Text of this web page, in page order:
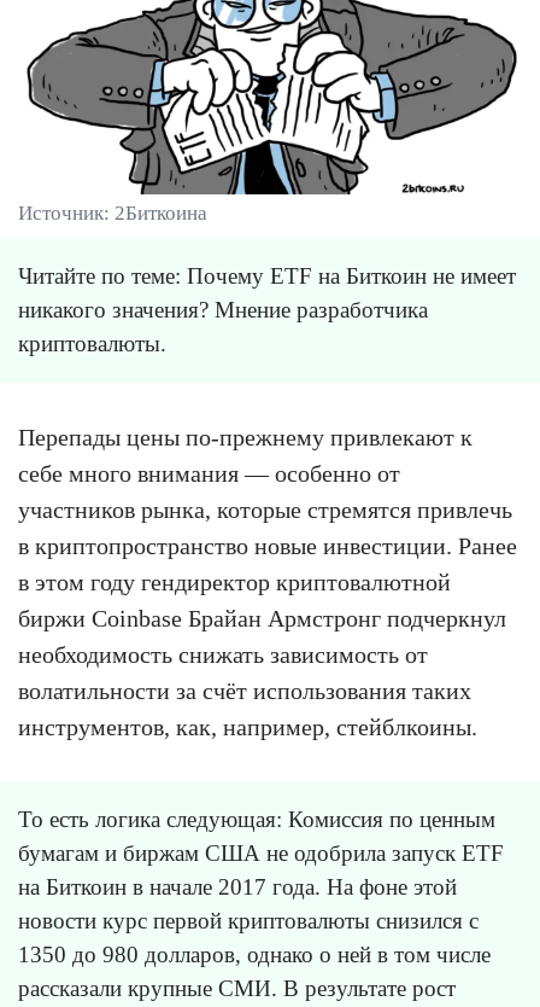
Источник: 2Биткоина
Читайте по теме: Почему ETF на Биткоин не имеет
никакого значения? Мнение разработчика
криптовалюты.
Перепады цены по-прежнему привлекают к
себе много внимания — особенно от
участников рынка, которые стремятся привлечь
в криптопространство новые инвестиции. Ранее
в этом году гендиректор криптовалютной
биржи Coinbase Брайан Армстронг подчеркнул
необходимость снижать зависимость от
волатильности за счёт использования таких
инструментов, как, например, стейблкоины.
То есть логика следующая: Комиссия по ценным
бумагам и биржам США не одобрила запуск ETF
на Биткоин в начале 2017 года. На фоне этой
новости курс первой криптовалюты снизился с
1350 до 980 долларов, однако о ней в том числе
рассказали крупные СМИ. В результате рост